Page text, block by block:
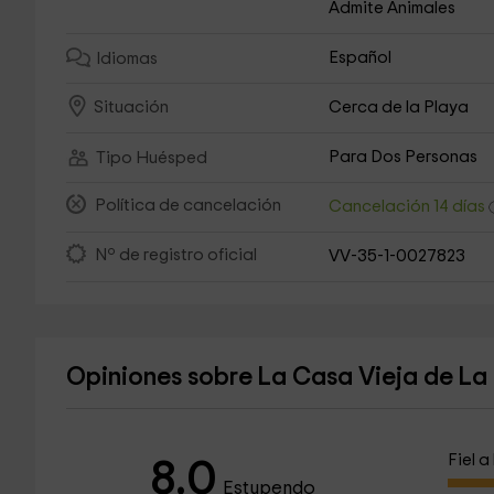
Admite Animales
Idiomas Español
Situación Cerca de la Playa
Tipo Huésped Para Dos Personas
Política de cancelación Cancelación 14 días
Nº de registro oficial VV-35-1-0027823
Opiniones sobre La Casa Vieja de
8.0 Estupendo
Fiel